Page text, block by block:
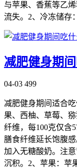
与苹果、香蕉等乙
流失。2、冷冻储存
减肥健身期
04-03 499
减肥健身期间适合
果、西柚、草莓、
纤维，每100克仅含
膳食纤维延长饱腹
加入无糖酸奶。注
沉积。2、苹果：苹